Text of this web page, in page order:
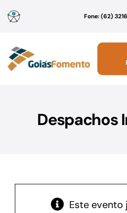
para
conteúdo
Fone: (62)
Linhas de Crédito
Despachos
Este evento